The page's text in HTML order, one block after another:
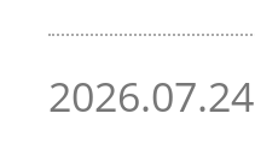
2026.07.24